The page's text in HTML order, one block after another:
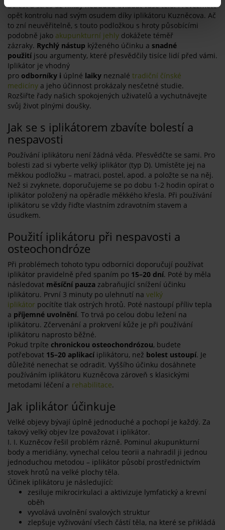
Bolest a stres už nikdy nebudou ovládat vaše tělo. Převezměte
opět kontrolu nad svým osudem díky iplikátoru Kuzněcova. Ač
to zní neuvěřitelně, s touto podložkou s hroty působícími
podobně jako akupunkturní jehly dokážete téměř
zázraky. Rychlý nástup kýženého účinku a snadné
použitíjsou argumenty, které přesvědčily tisíce lidí před vámi.
Iplikátor je vhodný
pro odborníky i úplné laiky neznalé tradiční čínské
medicíny a jeho účinnost prokázaly nesčetné studie.
Rozšiřte řady našich spokojených uživatelů a vychutnávejte
svůj život plnými doušky.
Jak se s iplikátorem zbavíte bolestí a
nespavosti
Používání iplikátoru není žádná věda. Přesvědčte se sami. Pro
bolesti zad si vyberte velký iplikátor (typ D). Umístěte jej na
měkkou podložku – matraci, postel, apod. a položte se na něj.
Než si zvyknete, doporučujeme se po dobu 1-2 hodin opírat o
iplikátor položený na opěradle měkkého křesla. Při používání
iplikátoru se vždy řiďte vlastním zdravotním stavem a
úsudkem.
Použití iplikátoru při nespavosti a
osteochondróze
Při problémech tohoto typu odborníci doporučují používat
iplikátor pravidelně před spaním po 15–20 dní. Poté by měla
následovat měsíční pauza zabraňující snížení účinku
iplikátoru. První 3 minuty po ulehnutí na velký
iplikátor pocítíte tlak ostrých hrotů. Poté nastoupí příliv tepla
a příjemné uvolnění. To trvá po celou dobu ležení na
iplikátoru. Zčervenání a prokrvení kůže je při používání
iplikátoru naprosto běžné.
Pokud trpíte chronickou osteochondrózou, budete
potřebovat 15–20 aplikacíiplikátoru, než bolest ustoupí. Je
důležité nenechat se odradit. Vyššího účinku dosáhnete
používáním iplikátoru Kuzněcova zároveň s klasickými
metodami léčení a rehabilitace.
Jak iplikátor účinkuje
Velké objevy bývají úplně jednoduché a pochopí je každý. Za
takový velký objev lze považovat i iplikátor.
I. I. Kuzněcov řešil problém rázně. Pominul akupunkturní
body a meridiány, vynechal celou teorii a nahradil ji jednou
jednoduchou metodou – iplikátor působí prostřednictvím
stovek hrotů na velké plochy těla.
Účinek iplikátoru je následující:
zesiluje mikrocirkulaci a aktivizuje lymfatický a krevní
oběh
vyvolává uvolnění svalových struktur
zlepšuje vyživování všech částí těla, na které se přikládá